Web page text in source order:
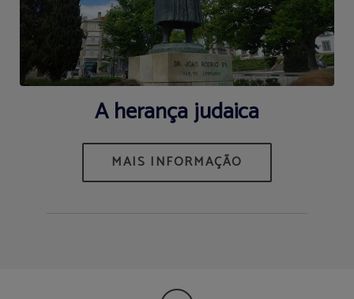
A herança judaica